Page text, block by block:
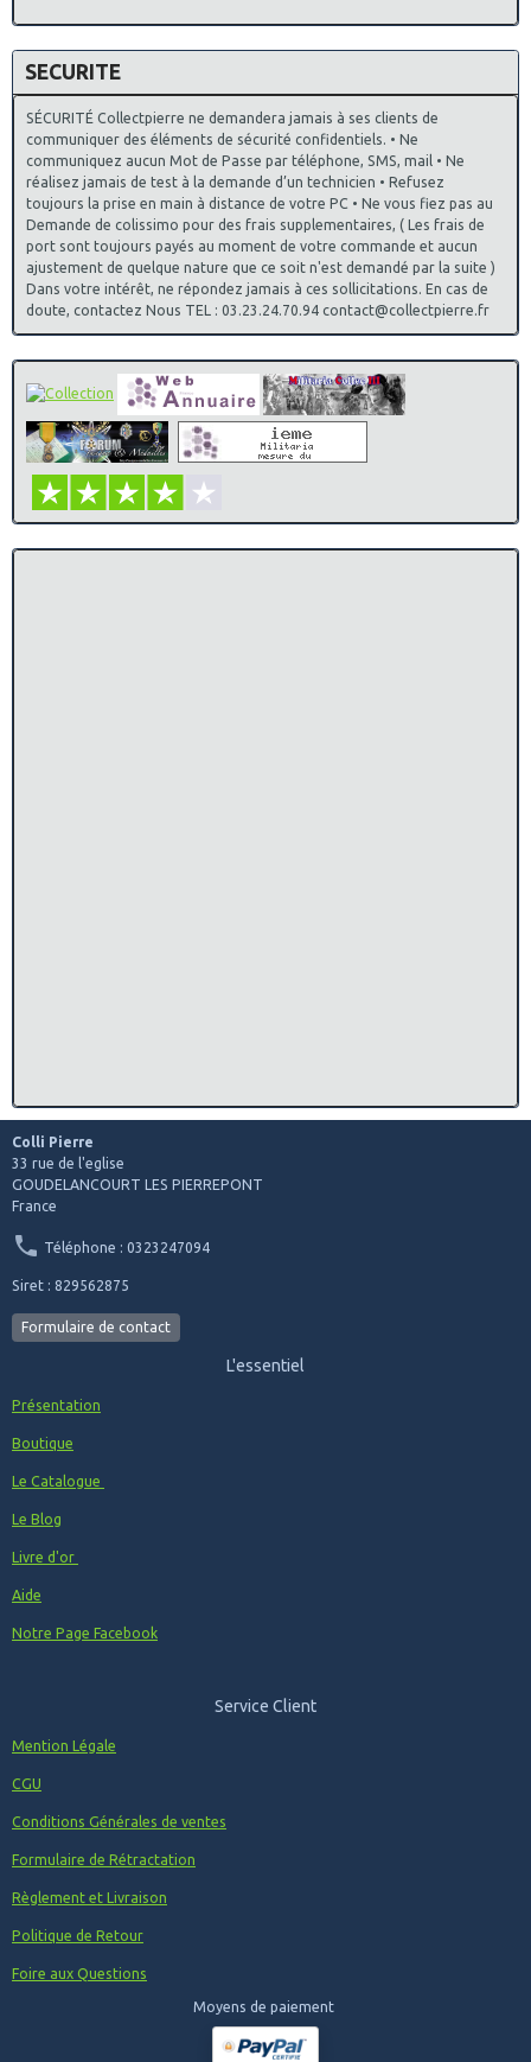
SECURITE
SÉCURITÉ Collectpierre ne demandera jamais à ses clients de
communiquer des éléments de sécurité confidentiels. • Ne
communiquez aucun Mot de Passe par téléphone, SMS, mail • Ne
réalisez jamais de test à la demande d’un technicien • Refusez
toujours la prise en main à distance de votre PC • Ne vous fiez pas au
Demande de colissimo pour des frais supplementaires, ( Les frais de
port sont toujours payés au moment de votre commande et aucun
ajustement de quelque nature que ce soit n'est demandé par la suite )
Dans votre intérêt, ne répondez jamais à ces sollicitations. En cas de
doute, contactez Nous TEL : 03.23.24.70.94 contact@collectpierre.fr
Colli Pierre
33 rue de l'eglise
GOUDELANCOURT LES PIERREPONT
France
Téléphone : 0323247094
Siret : 829562875
Formulaire de contact
L'essentiel
Présentation
Boutique
Le Catalogue
Le Blog
Livre d'or
Aide
Notre Page Facebook
Service Client
Mention Légale
CGU
Conditions Générales de ventes
Formulaire de Rétractation
Règlement et Livraison
Politique de Retour
Foire aux Questions
Moyens de paiement